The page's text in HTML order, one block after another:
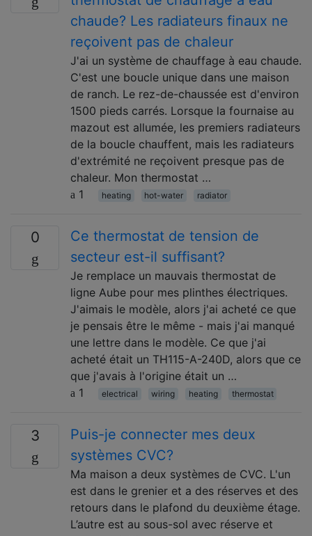
chaude? Les radiateurs finaux ne
reçoivent pas de chaleur
J'ai un système de chauffage à eau chaude.
C'est une boucle unique dans une maison
de ranch. Le rez-de-chaussée est d'environ
1500 pieds carrés. Lorsque la fournaise au
mazout est allumée, les premiers radiateurs
de la boucle chauffent, mais les radiateurs
d'extrémité ne reçoivent presque pas de
chaleur. Mon thermostat …
1
heating hot-water radiator
0
Ce thermostat de tension de
secteur est-il suffisant?
Je remplace un mauvais thermostat de
ligne Aube pour mes plinthes électriques.
J'aimais le modèle, alors j'ai acheté ce que
je pensais être le même - mais j'ai manqué
une lettre dans le modèle. Ce que j'ai
acheté était un TH115-A-240D, alors que ce
que j'avais à l'origine était un …
1
electrical wiring heating thermostat
3
Puis-je connecter mes deux
systèmes CVC?
Ma maison a deux systèmes de CVC. L'un
est dans le grenier et a des réserves et des
retours dans le plafond du deuxième étage.
L’autre est au sous-sol avec réserve et